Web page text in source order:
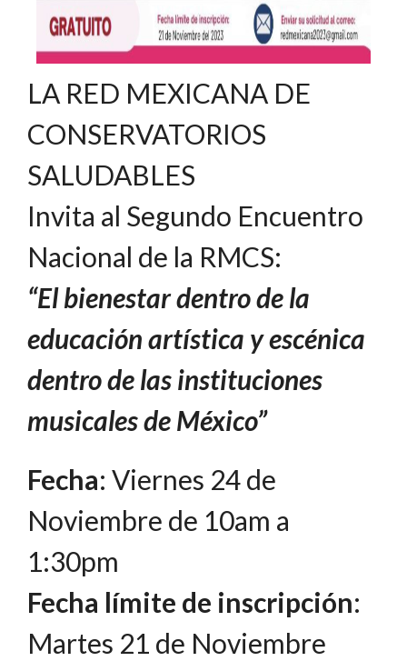
LA RED MEXICANA DE
CONSERVATORIOS
SALUDABLES
Invita al Segundo Encuentro
Nacional de la RMCS:
“El bienestar dentro de la
educación artística y escénica
dentro de las instituciones
musicales de México”
Fecha: Viernes 24 de
Noviembre de 10am a
1:30pm
Fecha límite de inscripción:
Martes 21 de Noviembre